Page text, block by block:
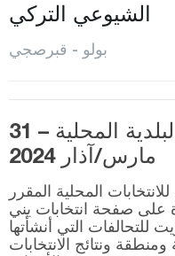
مينغين
سيبين
تاشكستي
ينيشاغ
بوردور
بورصا
الشيوعي التركي
بولو - قبرصجي
المرشحون للانتخابات البلدية المحلية – 31
مارس/آذار 2024
المحلية المقرر
موجودة على صفحة انتخابات يني
التي أنشأتها
التركية في 81 ولاية ومنطقة ونتائج الانتخابات